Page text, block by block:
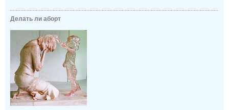
Делать ли аборт